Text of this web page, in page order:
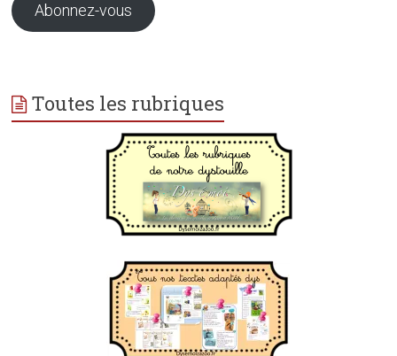
Abonnez-vous
Toutes les rubriques